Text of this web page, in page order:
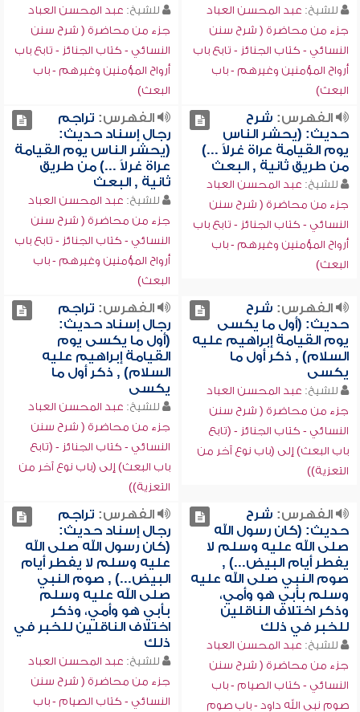
للشيخ: عبد المحسن العباد
جزء من محاضرة ( شرح سنن
النسائي - كتاب الجنائز - تابع باب
أرواح المؤمنين وغيرهم - باب
البعث)
للشيخ: عبد المحسن العباد
جزء من محاضرة ( شرح سنن
النسائي - كتاب الجنائز - تابع باب
أرواح المؤمنين وغيرهم - باب
البعث)
الفهرس: شرح
حديث: (يحشر الناس
يوم القيامة عراة غرلاً ...)
من طريق ثانية , البعث
للشيخ: عبد المحسن العباد
جزء من محاضرة ( شرح سنن
النسائي - كتاب الجنائز - تابع باب
أرواح المؤمنين وغيرهم - باب
البعث)
الفهرس: تراجم
رجال إسناد حديث:
(يحشر الناس يوم القيامة
عراة غرلاً ...) من طريق
ثانية , البعث
للشيخ: عبد المحسن العباد
جزء من محاضرة ( شرح سنن
النسائي - كتاب الجنائز - تابع باب
أرواح المؤمنين وغيرهم - باب
البعث)
الفهرس: شرح
حديث: (أول ما يكسى
يوم القيامة إبراهيم عليه
السلام) , ذكر أول ما
يكسى
للشيخ: عبد المحسن العباد
جزء من محاضرة ( شرح سنن
النسائي - كتاب الجنائز - (تابع
باب البعث) إلى (باب نوع آخر من
التعزية))
الفهرس: تراجم
رجال إسناد حديث:
(أول ما يكسى يوم
القيامة إبراهيم عليه
السلام) , ذكر أول ما
يكسى
للشيخ: عبد المحسن العباد
جزء من محاضرة ( شرح سنن
النسائي - كتاب الجنائز - (تابع
باب البعث) إلى (باب نوع آخر من
التعزية))
الفهرس: شرح
حديث: (كان رسول الله
صلى الله عليه وسلم لا
يفطر أيام البيض...) ,
صوم النبي صلى الله عليه
وسلم بأبي هو وأمي،
وذكر اختلاف الناقلين
للخبر في ذلك
للشيخ: عبد المحسن العباد
جزء من محاضرة ( شرح سنن
النسائي - كتاب الصيام - باب
صوم نبي الله داود - باب صوم
الفهرس: تراجم
رجال إسناد حديث:
(كان رسول الله صلى الله
عليه وسلم لا يفطر أيام
البيض...) , صوم النبي
صلى الله عليه وسلم
بأبي هو وأمي، وذكر
اختلاف الناقلين للخبر في
ذلك
للشيخ: عبد المحسن العباد
جزء من محاضرة ( شرح سنن
النسائي - كتاب الصيام - باب